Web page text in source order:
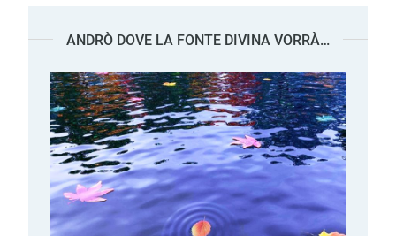
ANDRÒ DOVE LA FONTE DIVINA VORRÀ…